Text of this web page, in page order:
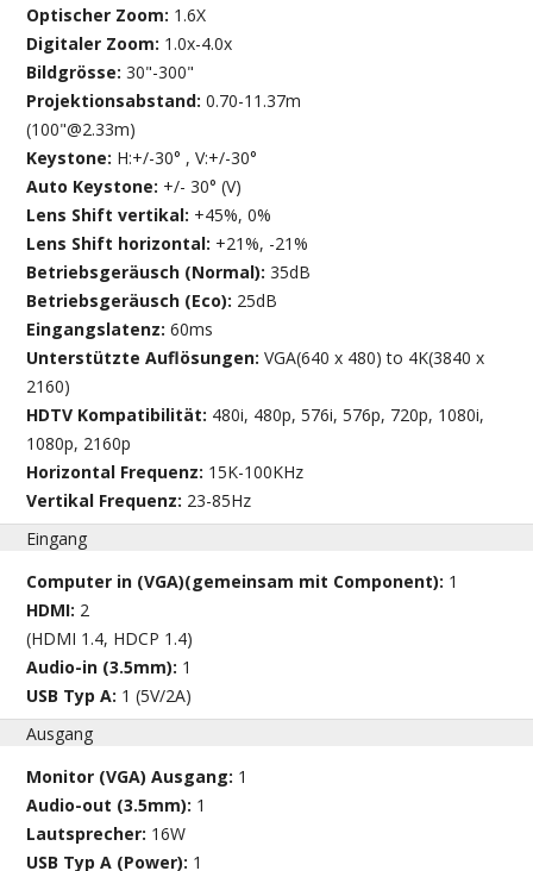
Optischer Zoom: 1.6X
Digitaler Zoom: 1.0x-4.0x
Bildgrösse:30"-300"
Projektionsabstand:0.70-11.37m
(100"@2.33m)
Keystone: H:+/-30° , V:+/-30°
Auto Keystone: +/- 30° (V)
Lens Shift vertikal: +45%, 0%
Lens Shift horizontal: +21%, -21%
Betriebsgeräusch (Normal):35dB
Betriebsgeräusch (Eco): 25dB
Eingangslatenz:60ms
Unterstützte Auflösungen:VGA(640 x 480) to 4K(3840 x
2160)
HDTV Kompatibilität: 480i, 480p, 576i, 576p, 720p, 1080i,
1080p, 2160p
Horizontal Frequenz: 15K-100KHz
Vertikal Frequenz: 23-85Hz
Eingang
Computer in (VGA)(gemeinsam mit Component): 1
HDMI: 2
(HDMI 1.4, HDCP 1.4)
Audio-in (3.5mm): 1
USB Typ A: 1 (5V/2A)
Ausgang
Monitor (VGA) Ausgang: 1
Audio-out (3.5mm): 1
Lautsprecher: 16W
USB Typ A (Power): 1